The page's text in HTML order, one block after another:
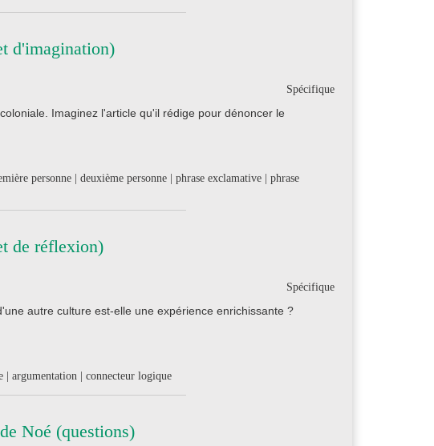
d'imagination)
Spécifique
Imaginez l'article qu'il rédige pour dénoncer le
personne | deuxième personne | phrase exclamative | phrase
de réflexion)
Spécifique
autre culture est-elle une expérience enrichissante ?
argumentation | connecteur logique
Noé (questions)